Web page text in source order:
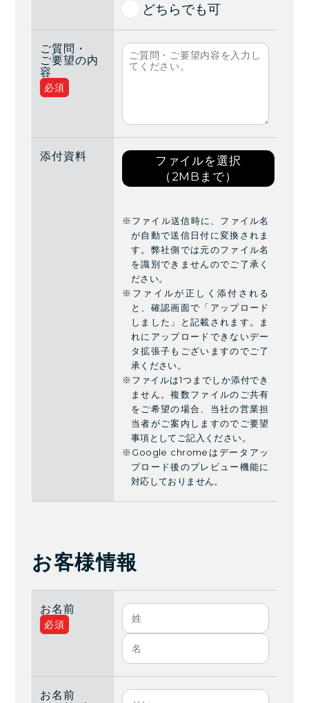
どちらでも可
ご質問・
ご要望の内
容
必須
添付資料
ファイルを選択
（2MBまで）
※ファイル送信時に、ファイル名
が自動で送信日付に変換されま
す。弊社側では元のファイル名
を識別できませんのでご了承く
ださい。
※ファイルが正しく添付される
と、確認画面で「アップロード
しました」と記載されます。ま
れにアップロードできないデー
タ拡張子もございますのでご了
承ください。
※ファイルは1つまでしか添付でき
ません。複数ファイルのご共有
をご希望の場合、当社の営業担
当者がご案内しますのでご要望
事項としてご記入ください。
※Google chromeはデータアッ
プロード後のプレビュー機能に
対応しておりません。
お客様情報
お名前
必須
お名前